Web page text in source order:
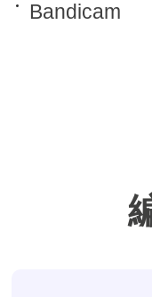
Bandicam